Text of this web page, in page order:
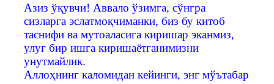
Азиз ўқувчи! Аввало ўзимга, сўнгра
сизларга эслатмоқчиманки, биз бу китоб
таснифи ва мутоаласига киришар эканмиз,
улуғ бир ишга киришаётганимизни
унутмайлик.
Аллоҳнинг каломидан кейинги, энг мўътабар